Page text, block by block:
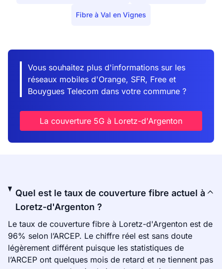
Fibre à Val en Vignes
Vous souhaitez plus d'informations sur les
réseaux mobiles d'Orange, SFR, Free et
Bouygues Telecom dans votre commune ?
La couverture 5G à Loretz-d'Argenton
Quel est le taux de couverture fibre actuel à
Loretz-d'Argenton ?
Le taux de couverture fibre à Loretz-d'Argenton est de
96% selon l’ARCEP. Le chiffre réel est sans doute
légèrement différent puisque les statistiques de
l’ARCEP ont quelques mois de retard et ne tiennent pas